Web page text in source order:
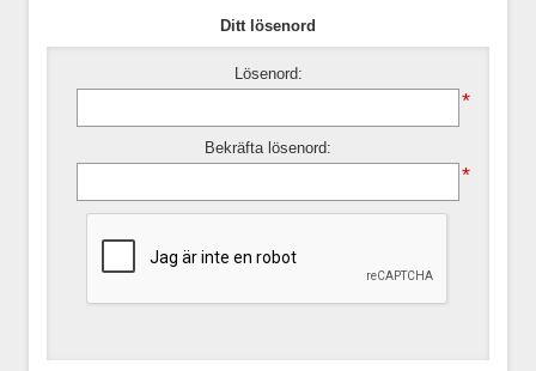
Ditt lösenord
Lösenord:
*
Bekräfta lösenord:
*